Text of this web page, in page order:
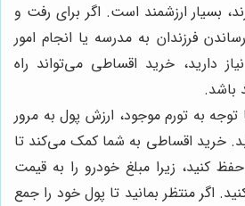
بسیار ارزشمند است. اگر برای رفت و
فرزندان به مدرسه یا انجام امور
دارید، خرید اقساطی می‌تواند راه
باشد.
توجه به تورم موجود، ارزش پول به مرور
خرید اقساطی به شما کمک می‌کند تا
کنید، زیرا مبلغ خودرو را به قیمت
اگر منتظر بمانید تا پول خود را جمع